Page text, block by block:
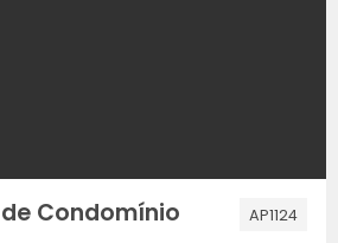
Condomínio AP1124